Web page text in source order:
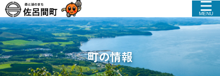
MENU
町の情報